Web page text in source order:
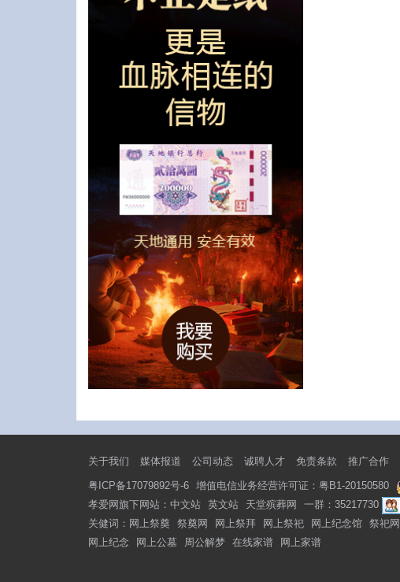
关于我们 媒体报道 公司动态 诚聘人才 免责条款 推广合作
粤ICP备17079892号-6 增值电信业务经营许可证：粤B1-20150580
孝爱网旗下网站： 中文站 英文站 天堂殡葬网 一群：35217730
关健词： 网上祭奠 祭奠网 网上祭拜 网上祭祀 网上纪念馆 祭祀网
网上纪念
网上公墓 周公解梦 在线家谱 网上家谱